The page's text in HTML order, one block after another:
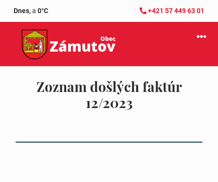
Dnes,a 0°C +421 57 449 63 01
Zoznam došlých faktúr
12/2023